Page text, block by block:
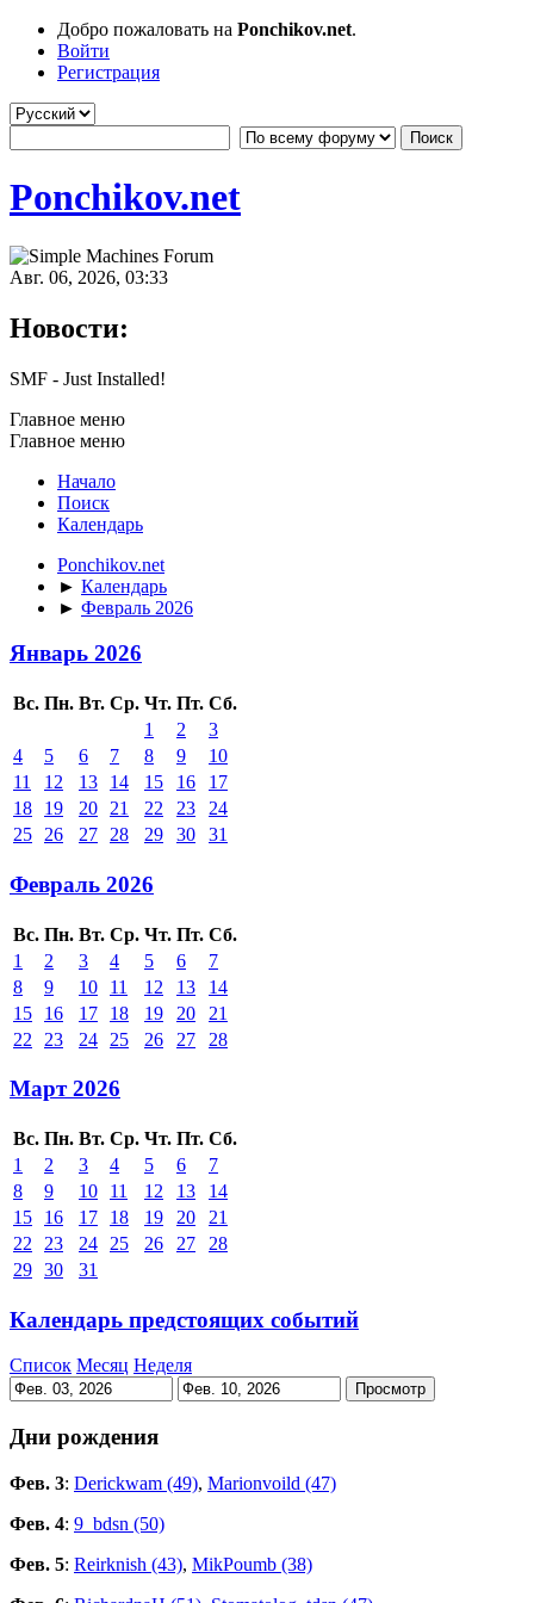
Добро пожаловать на Ponchikov.net.
Войти
Регистрация
Ponchikov.net
Авг. 06, 2026, 03:33
Новости:
SMF - Just Installed!
Главное меню
Главное меню
Начало
Поиск
Календарь
Ponchikov.net
► Календарь
► Февраль 2026
Январь 2026
Вс. Пн. Вт. Ср. Чт. Пт. Сб.
1
2
3
4
5 6 7 8 9
10
11
12 13 14 15 16
17
18
19 20 21 22 23
24
25
26 27 28 29 30 31
Февраль 2026
Вс. Пн. Вт. Ср. Чт. Пт. Сб.
1
2 3 4 5 6
7
8
9 10 11 12 13
14
15
16 17 18 19 20
21
22
23 24 25 26 27 28
Март 2026
Вс. Пн. Вт. Ср. Чт. Пт. Сб.
1
2 3 4 5 6
7
8
9 10 11 12 13
14
15
16 17 18 19 20
21
22
23 24 25 26 27
28
29 30 31
Календарь предстоящих событий
Список Месяц Неделя
Дни рождения
Фев. 3: Derickwam (49), Marionvoild (47)
Фев. 4: 9_bdsn (50)
Фев. 5: Reirknish (43), MikPoumb (38)